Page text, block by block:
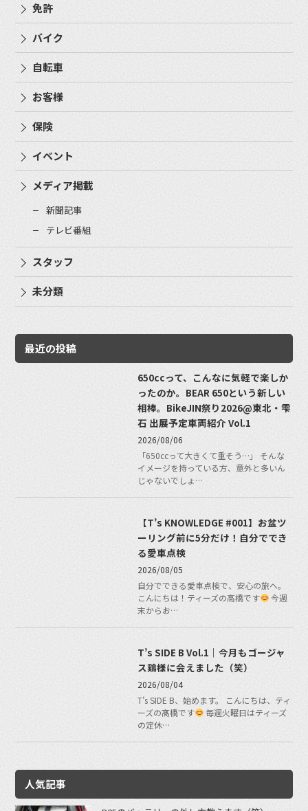
免許
バイク
自転車
お客様
保険
イベント
メディア掲載
新聞記事
テレビ番組
スタッフ
未分類
最近の投稿
650ccって、こんなに気軽で楽しか
ったのか。BEAR 650という新しい
相棒。BikeJIN祭り2026@東北・雫
石 出展予定車両紹介 Vol.1
2026/08/06
「650ccって大きくて重そう…」 そんな
イメージを持っている方、意外と多いん
じゃないでしょ…
【T’s KNOWLEDGE #001】お盆ツ
ーリング前に5分だけ！自分ででき
る愛車点検
2026/08/05
自分でできる愛車点検で、安心の旅へ。
こんにちは！ティーズの高橋です
今週
末からお…
T’s SIDE B Vol.1｜今月もゴージャ
ス鶏様に会えました（笑）
2026/08/04
T’s SIDE B、始めます。 こんにちは、ティ
ーズの髙橋です
毎週火曜日はティーズ
の定休…
人気記事